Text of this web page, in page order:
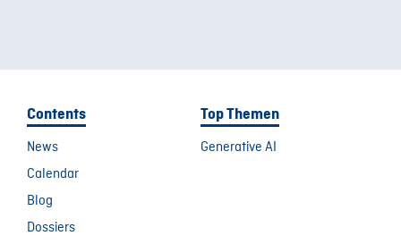
Contents
News
Calendar
Blog
Dossiers
Top Themen
Generative AI